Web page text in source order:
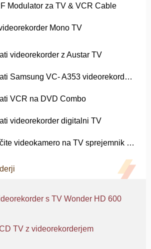
Modulator za TV & VCR Cable
Mono TV
videorekorder z Austar TV
Kako povezati Samsung VC- A353 videorekorderja na TV
VCR na DVD Combo
videorekorder digitalni TV
Kako priključite videokamero na TV sprejemnik in videorekorder
s TV Wonder HD 600
TV z videorekorderjem